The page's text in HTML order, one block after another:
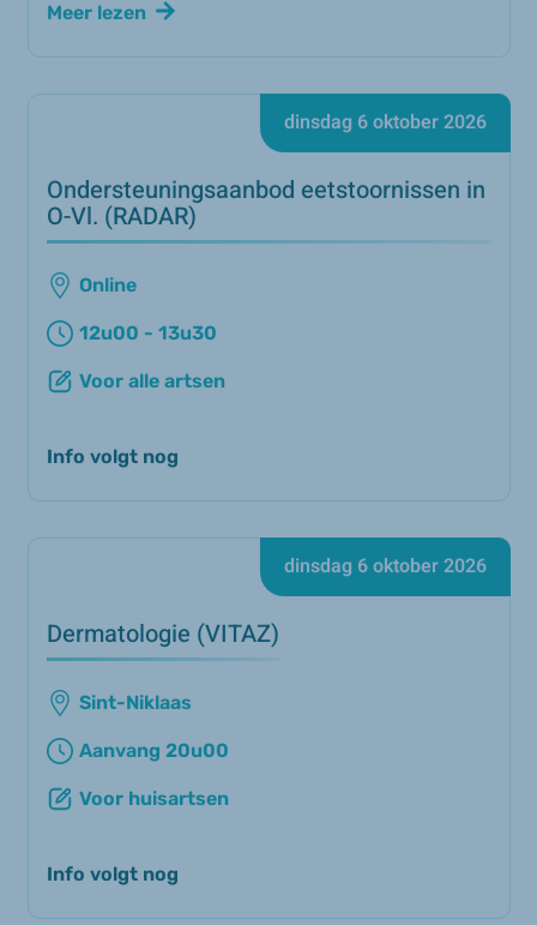
Meer lezen
Ondersteuningsaanbod eetstoornissen in
O-Vl. (RADAR)
dinsdag 6 oktober 2026
Info volgt nog
Online
12u00 - 13u30
Voor alle artsen
Dermatologie (VITAZ)
dinsdag 6 oktober 2026
Info volgt nog
Sint-Niklaas
Aanvang 20u00
Voor huisartsen